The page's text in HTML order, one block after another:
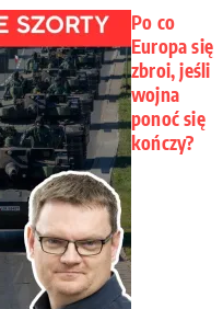
Po co
Europa się
zbroi, jeśli
wojna
ponoć się
kończy?